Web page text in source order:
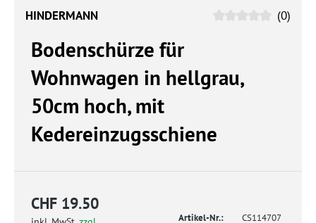
HINDERMANN (0)
Bodenschürze für
Wohnwagen in hellgrau,
50cm hoch, mit
Kedereinzugsschiene
CHF 19.50
Artikel-Nr.: CS114707